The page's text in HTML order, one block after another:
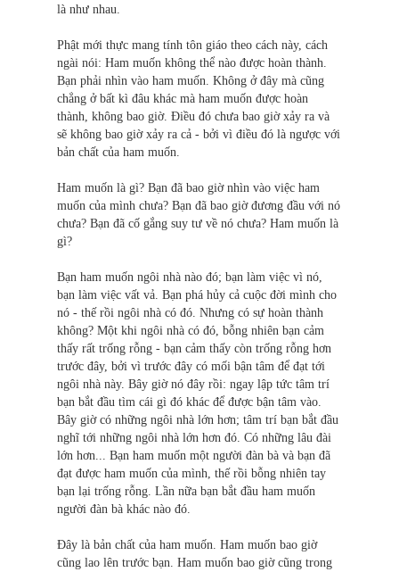
là như nhau.
Phật mới thực mang tính tôn giáo theo cách này, cách
ngài nói: Ham muốn không thể nào được hoàn thành.
Bạn phải nhìn vào ham muốn. Không ở đây mà cũng
chẳng ở bất kì đâu khác mà ham muốn được hoàn
thành, không bao giờ. Điều đó chưa bao giờ xảy ra và
sẽ không bao giờ xảy ra cả - bởi vì điều đó là ngược với
bản chất của ham muốn.
Ham muốn là gì? Bạn đã bao giờ nhìn vào việc ham
muốn của mình chưa? Bạn đã bao giờ đương đầu với nó
chưa? Bạn đã cố gắng suy tư về nó chưa? Ham muốn là
gì?
Bạn ham muốn ngôi nhà nào đó; bạn làm việc vì nó,
bạn làm việc vất vả. Bạn phá hủy cả cuộc đời mình cho
nó - thế rồi ngôi nhà có đó. Nhưng có sự hoàn thành
không? Một khi ngôi nhà có đó, bỗng nhiên bạn cảm
thấy rất trống rỗng - bạn cảm thấy còn trống rỗng hơn
trước đây, bởi vì trước đây có mối bận tâm để đạt tới
ngôi nhà này. Bây giờ nó đây rồi: ngay lập tức tâm trí
bạn bắt đầu tìm cái gì đó khác để được bận tâm vào.
Bây giờ có những ngôi nhà lớn hơn; tâm trí bạn bắt đầu
nghĩ tới những ngôi nhà lớn hơn đó. Có những lâu đài
lớn hơn... Bạn ham muốn một người đàn bà và bạn đã
đạt được ham muốn của mình, thế rồi bỗng nhiên tay
bạn lại trống rỗng. Lần nữa bạn bắt đầu ham muốn
người đàn bà khác nào đó.
Đây là bản chất của ham muốn. Ham muốn bao giờ
cũng lao lên trước bạn. Ham muốn bao giờ cũng trong